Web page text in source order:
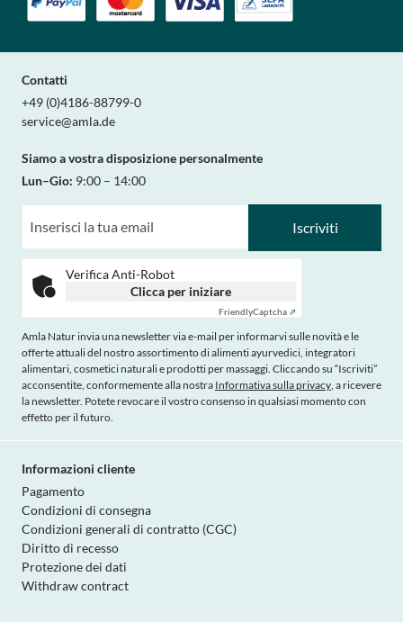
Contatti
+49 (0)4186-88799-0
service@amla.de
Siamo a vostra disposizione personalmente
Lun–Gio: 9:00 – 14:00
Iscriviti
Verifica Anti-Robot
Clicca per iniziare
FriendlyCaptcha ⇗
Amla Natur invia una newsletter via e-mail per informarvi sulle novità e le
offerte attuali del nostro assortimento di alimenti ayurvedici, integratori
alimentari, cosmetici naturali e prodotti per massaggi. Cliccando su “Iscriviti”
acconsentite, conformemente alla nostra Informativa sulla privacy, a ricevere
la newsletter. Potete revocare il vostro consenso in qualsiasi momento con
effetto per il futuro.
Informazioni cliente
Pagamento
Condizioni di consegna
Condizioni generali di contratto (CGC)
Diritto di recesso
Protezione dei dati
Withdraw contract